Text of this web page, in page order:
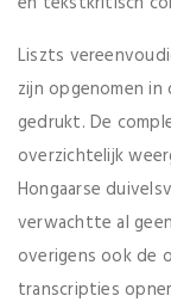
Liszts
zijn opgenomen
gedrukt. De
overzichtelijk
Hongaarse
verwachtte al
overigens ook de
transcripties